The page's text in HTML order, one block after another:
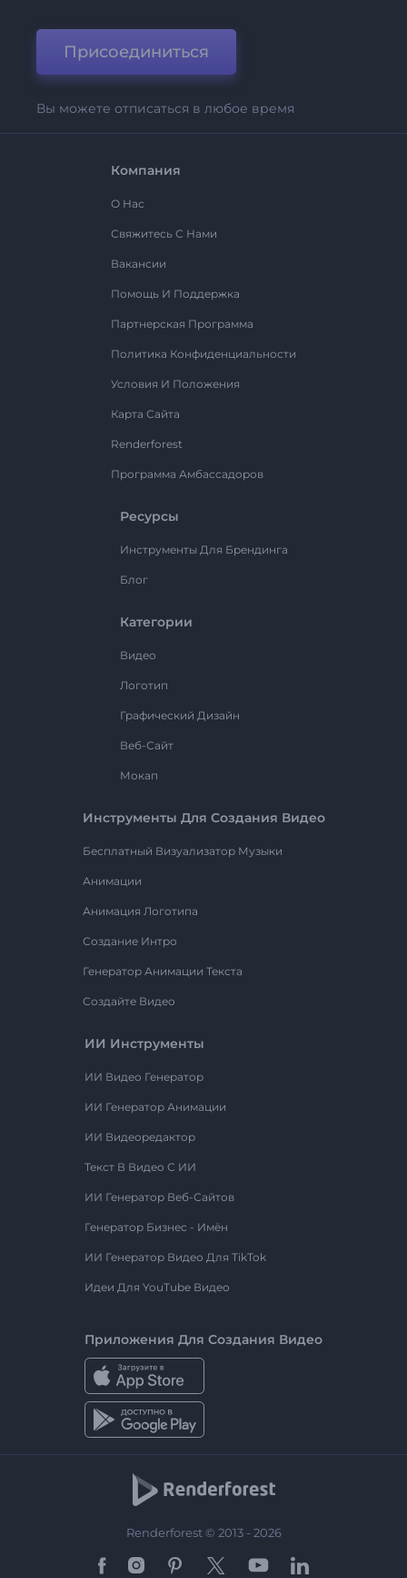
Присоединиться
Вы можете отписаться в любое время
Компания
О Нас
Свяжитесь С Нами
Вакансии
Помощь И Поддержка
Партнерская Программа
Политика Конфиденциальности
Условия И Положения
Карта Сайта
Renderforest
Программа Амбассадоров
Ресурсы
Инструменты Для Брендинга
Блог
Категории
Видео
Логотип
Графический Дизайн
Веб-Сайт
Мокап
Инструменты Для Создания Видео
Бесплатный Визуализатор Музыки
Анимации
Анимация Логотипа
Создание Интро
Генератор Анимации Текста
Создайте Видео
ИИ Инструменты
ИИ Видео Генератор
ИИ Генератор Анимации
ИИ Видеоредактор
Текст В Видео С ИИ
ИИ Генератор Веб-Сайтов
Генератор Бизнес - Имён
ИИ Генератор Видео Для TikTok
Идеи Для YouTube Видео
Приложения Для Создания Видео
Renderforest © 2013 - 2026